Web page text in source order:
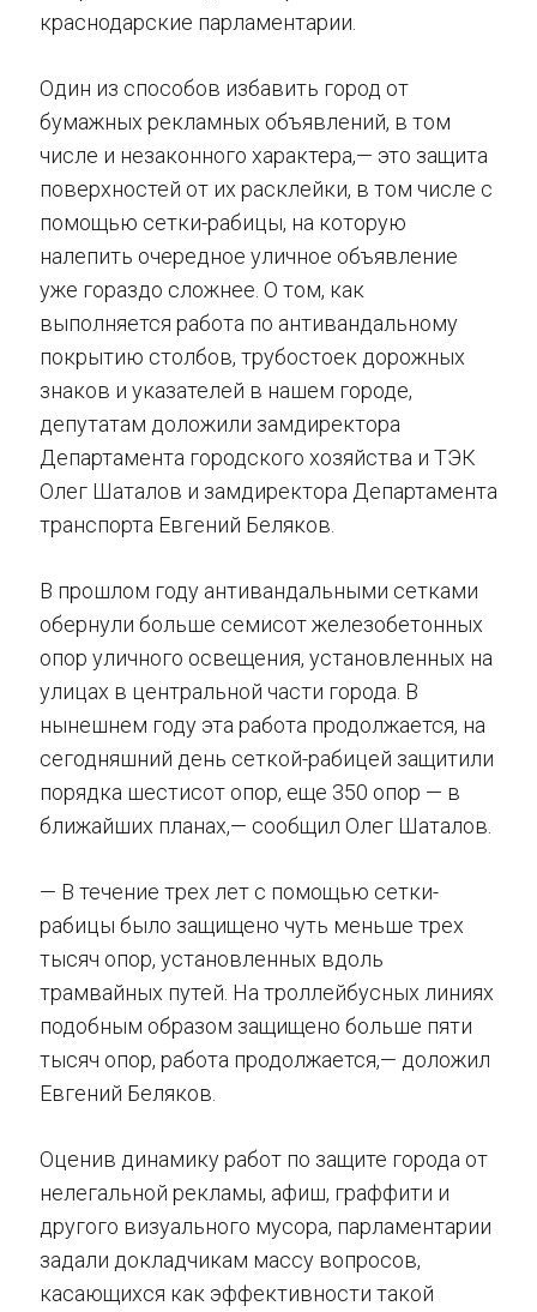
краснодарские парламентарии.
Один из способов избавить город от
бумажных рекламных объявлений, в том
числе и незаконного характера,— это защита
поверхностей от их расклейки, в том числе с
помощью сетки-рабицы, на которую
налепить очередное уличное объявление
уже гораздо сложнее. О том, как
выполняется работа по антивандальному
покрытию столбов, трубостоек дорожных
знаков и указателей в нашем городе,
депутатам доложили замдиректора
Департамента городского хозяйства и ТЭК
Олег Шаталов и замдиректора Департамента
транспорта Евгений Беляков.
В прошлом году антивандальными сетками
обернули больше семисот железобетонных
опор уличного освещения, установленных на
улицах в центральной части города. В
нынешнем году эта работа продолжается, на
сегодняшний день сеткой-рабицей защитили
порядка шестисот опор, еще 350 опор — в
ближайших планах,— сообщил Олег Шаталов.
— В течение трех лет с помощью сетки-
рабицы было защищено чуть меньше трех
тысяч опор, установленных вдоль
трамвайных путей. На троллейбусных линиях
подобным образом защищено больше пяти
тысяч опор, работа продолжается,— доложил
Евгений Беляков.
Оценив динамику работ по защите города от
нелегальной рекламы, афиш, граффити и
другого визуального мусора, парламентарии
задали докладчикам массу вопросов,
касающихся как эффективности такой